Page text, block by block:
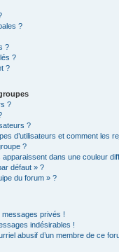
?
?
?
?
?
?
d’utilisateurs et comment les
?
dans une couleur
défaut » ?
du forum » ?
privés !
indésirables !
abusif d’un membre de ce